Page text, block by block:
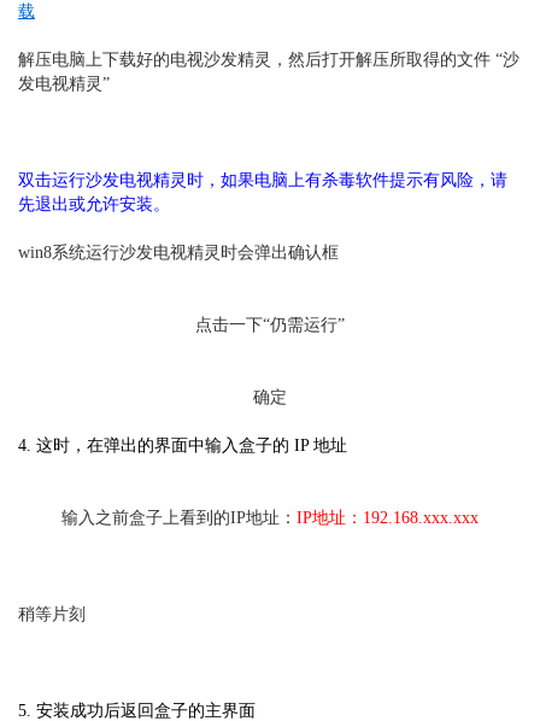
载
解压电脑上下载好的电视沙发精灵，然后打开解压所取得的文件 “沙
发电视精灵”
双击运行沙发电视精灵时，如果电脑上有杀毒软件提示有风险，请
先退出或允许安装。
win8系统运行沙发电视精灵时会弹出确认框
点击一下“仍需运行”
确定
4. 这时，在弹出的界面中输入盒子的 IP 地址
输入之前盒子上看到的IP地址： IP地址 ：192.168.xxx.xxx
稍等片刻
5. 安装成功后返回盒子的主界面